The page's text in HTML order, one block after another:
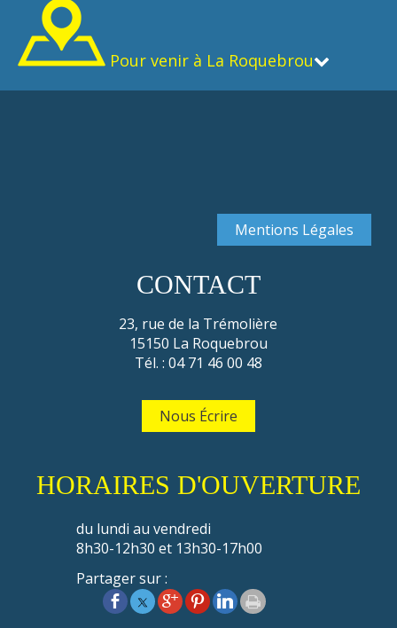
Pour venir à La Roquebrou
Mentions Légales
CONTACT
23, rue de la Trémolière
15150 La Roquebrou
Tél. : 04 71 46 00 48
Nous Écrire
HORAIRES D'OUVERTURE
du lundi au vendredi
8h30-12h30 et 13h30-17h00
Partager sur :